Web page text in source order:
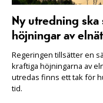
Ny utredning
höjningar av
Regeringen tillsätter en
kraftiga höjningarna av
utredas finns ett tak för
tid.